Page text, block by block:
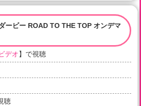
ービー ROAD TO THE TOP オンデマ
デオ】で視聴
聴